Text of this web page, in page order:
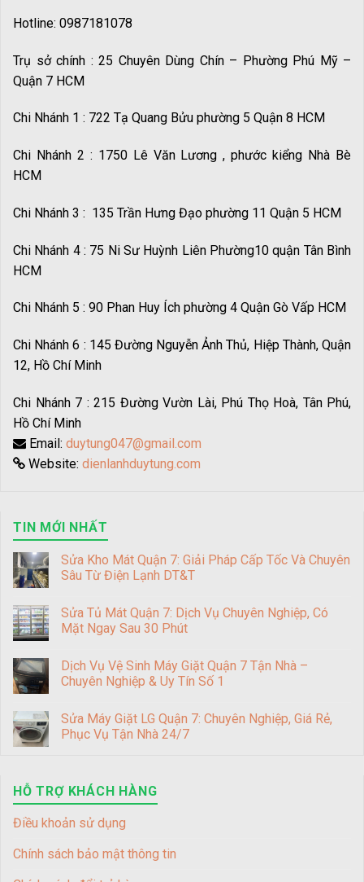
Hotline: 0987181078
Trụ sở chính : 25 Chuyên Dùng Chín – Phường Phú Mỹ –
Quận 7 HCM
Chi Nhánh 1 : 722 Tạ Quang Bửu phường 5 Quận 8 HCM
Chi Nhánh 2 : 1750 Lê Văn Lương , phước kiểng Nhà Bè
HCM
Chi Nhánh 3 : 135 Trần Hưng Đạo phường 11 Quận 5 HCM
Chi Nhánh 4 : 75 Ni Sư Huỳnh Liên Phường10 quận Tân Bình
HCM
Chi Nhánh 5 : 90 Phan Huy Ích phường 4 Quận Gò Vấp HCM
Chi Nhánh 6 : 145 Đường Nguyễn Ảnh Thủ, Hiệp Thành, Quận
12, Hồ Chí Minh
Chi Nhánh 7 : 215 Đường Vườn Lài, Phú Thọ Hoà, Tân Phú,
Hồ Chí Minh
Email: duytung047@gmail.com
Website: dienlanhduytung.com
TIN MỚI NHẤT
Sửa Kho Mát Quận 7: Giải Pháp Cấp Tốc Và Chuyên
Sâu Từ Điện Lạnh DT&T
Sửa Tủ Mát Quận 7: Dịch Vụ Chuyên Nghiệp, Có
Mặt Ngay Sau 30 Phút
Dịch Vụ Vệ Sinh Máy Giặt Quận 7 Tận Nhà –
Chuyên Nghiệp & Uy Tín Số 1
Sửa Máy Giặt LG Quận 7: Chuyên Nghiệp, Giá Rẻ,
Phục Vụ Tận Nhà 24/7
HỖ TRỢ KHÁCH HÀNG
Điều khoản sử dụng
Chính sách bảo mật thông tin